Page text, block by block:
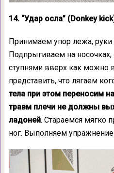
14. “Удар осла” (Donkey
Принимаем упор лежа, руки
Подпрыгиваем на носочках,
ступнями вверх как
представить, что лягаем
тела при этом переносим
травм плечи не должны
ладоней. Стараемся мягко
ног. Выполняем упражнение